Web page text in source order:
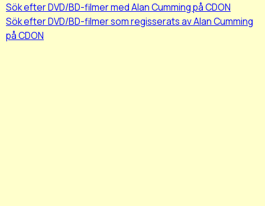
Sök efter DVD/BD-filmer med Alan Cumming på CDON
Sök efter DVD/BD-filmer som regisserats av Alan Cumming
på CDON